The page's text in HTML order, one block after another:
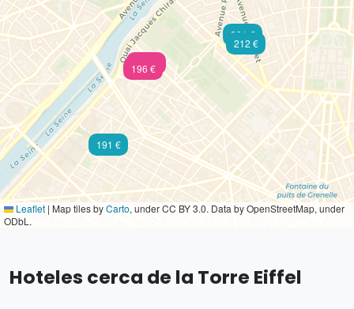
356 €
196 €
201 €
191 €
212 €
Leaflet | Map tiles byCarto, under CC BY 3.0. Data by OpenStreetMap, under
ODbL.
Hoteles cerca de la Torre Eiffel